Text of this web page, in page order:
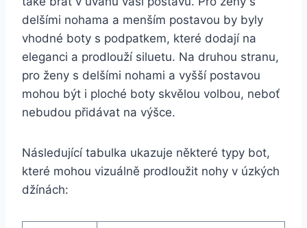
delšími nohama a menším postavou‍ by byly
vhodné boty s podpatkem, které dodají na
eleganci a prodlouží siluetu. Na druhou stranu,
pro ženy s⁣ delšími nohami a vyšší postavou
mohou být i ploché boty skvělou volbou, neboť
nebudou přidávat⁢ na výšce.
Následující tabulka ukazuje některé typy bot,
které mohou ‌vizuálně prodloužit nohy v úzkých
džínách: